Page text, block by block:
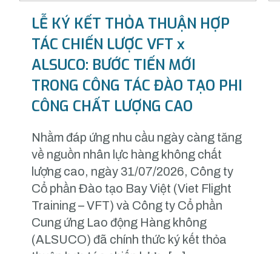
LỄ KÝ KẾT THỎA THUẬN HỢP
TÁC CHIẾN LƯỢC VFT x
ALSUCO: BƯỚC TIẾN MỚI
TRONG CÔNG TÁC ĐÀO TẠO PHI
CÔNG CHẤT LƯỢNG CAO
Nhằm đáp ứng nhu cầu ngày càng tăng
về nguồn nhân lực hàng không chất
lượng cao, ngày 31/07/2026, Công ty
Cổ phần Đào tạo Bay Việt (Viet Flight
Training – VFT) và Công ty Cổ phần
Cung ứng Lao động Hàng không
(ALSUCO) đã chính thức ký kết thỏa